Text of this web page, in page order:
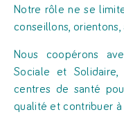
Notre rôle ne se
conseillons,
Nous coopérons
Sociale et Solidaire,
centres de santé
qualité et contribuer